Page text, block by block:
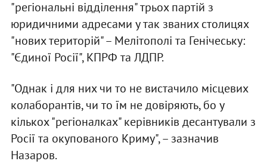
"регіональні відділення" трьох партій з
юридичними адресами у так званих столицях
"нових територій" – Мелітополі та Генічеську:
"Єдиної Росії", КПРФ та ЛДПР.
"Однак і для них чи то не вистачило місцевих
колаборантів, чи то їм не довіряють, бо у
кількох "регіоналках" керівників десантували з
Росії та окупованого Криму", – зазначив
Назаров.